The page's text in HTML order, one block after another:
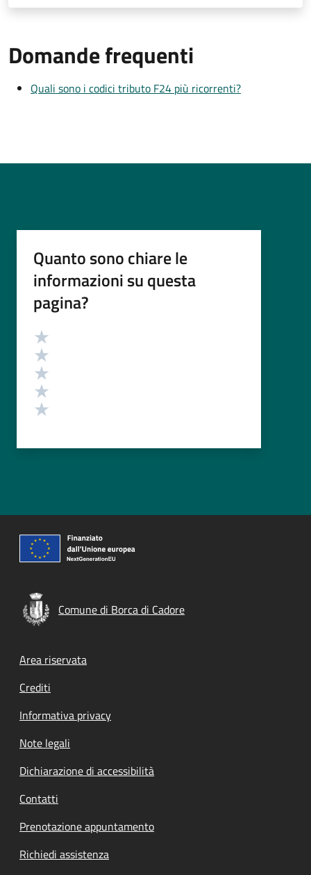
Domande frequenti
Quali sono i codici tributo F24 più ricorrenti?
Quanto sono chiare le
informazioni su questa
pagina?
Valutazione
Comune di Borca di Cadore
Footer menu
Area riservata
Crediti
Informativa privacy
Note legali
Dichiarazione di accessibilità
Contatti
Prenotazione appuntamento
Richiedi assistenza